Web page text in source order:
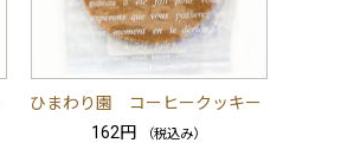
ひまわり園 コーヒークッキー
162円
（税込み）